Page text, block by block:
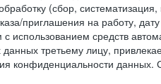
(сбор,
приглашения на работу,
средств
третьему лицу,
конфиденциальности данных.